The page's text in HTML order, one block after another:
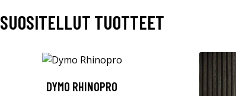
SUOSITELLUT TUOTTEET
DYMO RHINOPRO